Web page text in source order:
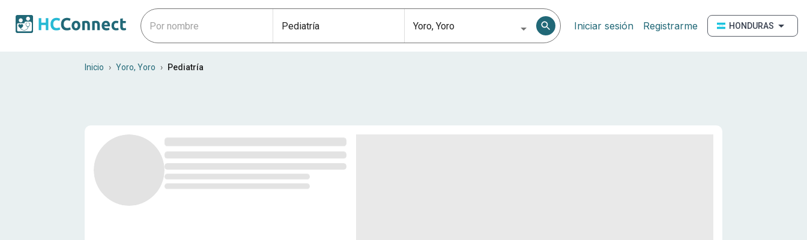
Iniciar sesión Registrarme HONDURAS
Pediatras en Yoro, Yoro
Inicio › Yoro, Yoro › Pediatría